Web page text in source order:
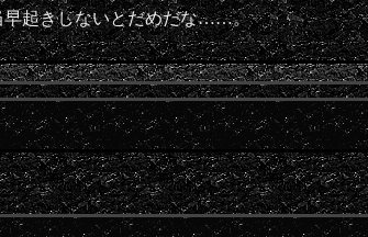
早起きしないとだめだな……。